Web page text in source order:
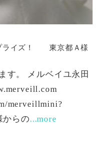
ライズ！ 東京都Ａ様
す。 メルベイユ永田
merveillmini?
からの...more